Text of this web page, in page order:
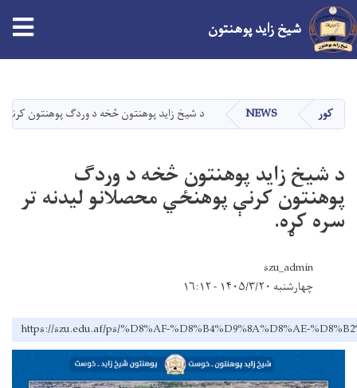
دانګل
شیخ زاید پوهنتون
کور NEWS د شيخ زايد پوهنتون څخه د وردګ پوهنتون کرنې
د شيخ زايد پوهنتون څخه د وردګ
پوهنتون کرنې پوهنځي محصلانو ليدنه تر
سره کړه.
szu_admin
چهارشنبه ۱۴۰۵/۳/۲۰ - ۱۶:۱۲
https://szu.edu.af/ps/%D8%AF-%D8%B4%D9%8A%D8%AE-